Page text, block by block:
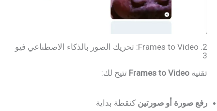
2. Frames to Video: تحريك الصور بالذكاء الاصطناعي فيو
3
تقنية Frames to Video تتيح لك:
رفع صورة أو صورتين كنقطة بداية